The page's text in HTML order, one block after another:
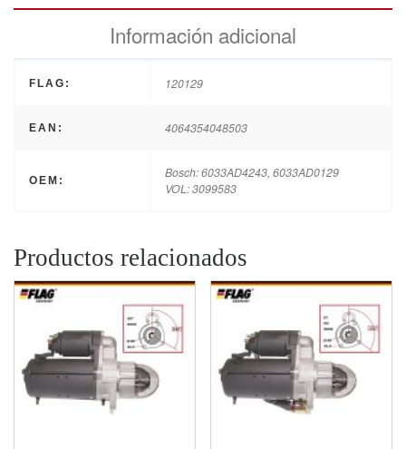
Información adicional
FLAG: 120129
EAN: 4064354048503
OEM:
Bosch: 6033AD4243, 6033AD0129
VOL: 3099583
Productos relacionados